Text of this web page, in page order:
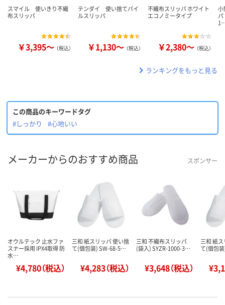
スマイル 使いきり不織
布スリッパ
￥3,395～ （税込）
テンダイ 使い捨てパイ
ルスリッパ
￥1,130～ （税込）
不織布スリッパ ホワイト
エコノミータイプ
￥2,380～ （税込）
小
ランキングをもっと見る
この商品のキーワードタグ
#しっかり
#心地いい
メーカーからのおすすめ商品 スポンサー
オウルテック 止水ファ
スナー採用 IPX4取得 防
水…
¥4,780（税込）
三和 紙スリッパ 使い捨
て(個包装) SW-68-5…
¥4,283（税込）
三和 不織布スリッパ
(袋入) SYZR-1000-3…
¥3,648（税込）
三和 紙
て(個包